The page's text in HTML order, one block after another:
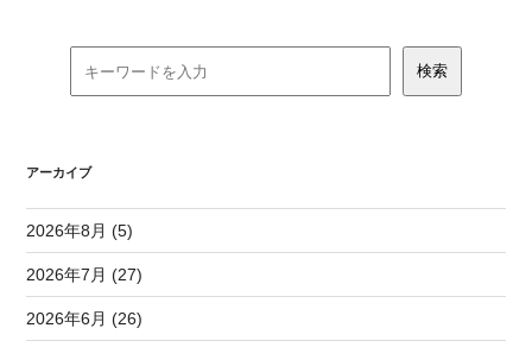
アーカイブ
2026年8月 (5)
2026年7月 (27)
2026年6月 (26)